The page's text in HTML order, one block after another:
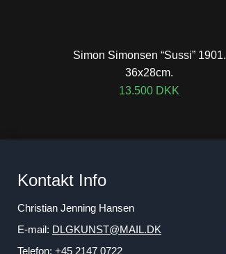
Simon Simonsen “Sussi” 1901.
36x28cm.
13.500 DKK
Kontakt Info
Christian Jenning Hansen
E-mail: DLGKUNST@MAIL.DK
Telefon: +45 2147 0722